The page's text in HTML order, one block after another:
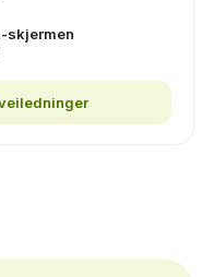
skjermen
veiledninger